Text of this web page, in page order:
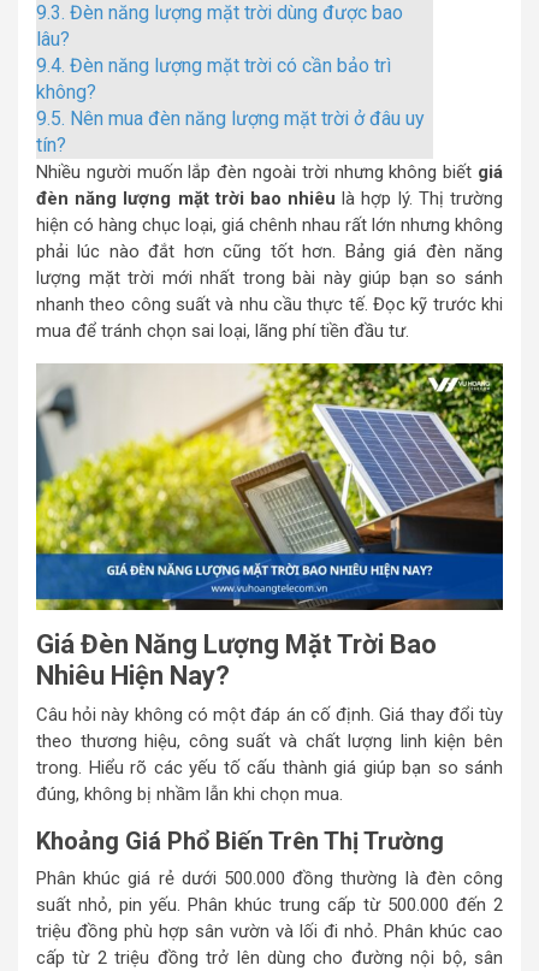
9.3. Đèn năng lượng mặt trời dùng được bao
lâu?
9.4. Đèn năng lượng mặt trời có cần bảo trì
không?
9.5. Nên mua đèn năng lượng mặt trời ở đâu uy
tín?
Nhiều người muốn lắp đèn ngoài trời nhưng không biết giá
đèn năng lượng mặt trời bao nhiêu là hợp lý. Thị trường
hiện có hàng chục loại, giá chênh nhau rất lớn nhưng không
phải lúc nào đắt hơn cũng tốt hơn. Bảng giá đèn năng
lượng mặt trời mới nhất trong bài này giúp bạn so sánh
nhanh theo công suất và nhu cầu thực tế. Đọc kỹ trước khi
mua để tránh chọn sai loại, lãng phí tiền đầu tư.
Giá Đèn Năng Lượng Mặt Trời Bao
Nhiêu Hiện Nay?
Câu hỏi này không có một đáp án cố định. Giá thay đổi tùy
theo thương hiệu, công suất và chất lượng linh kiện bên
trong. Hiểu rõ các yếu tố cấu thành giá giúp bạn so sánh
đúng, không bị nhầm lẫn khi chọn mua.
Khoảng Giá Phổ Biến Trên Thị Trường
Phân khúc giá rẻ dưới 500.000 đồng thường là đèn công
suất nhỏ, pin yếu. Phân khúc trung cấp từ 500.000 đến 2
triệu đồng phù hợp sân vườn và lối đi nhỏ. Phân khúc cao
cấp từ 2 triệu đồng trở lên dùng cho đường nội bộ, sân